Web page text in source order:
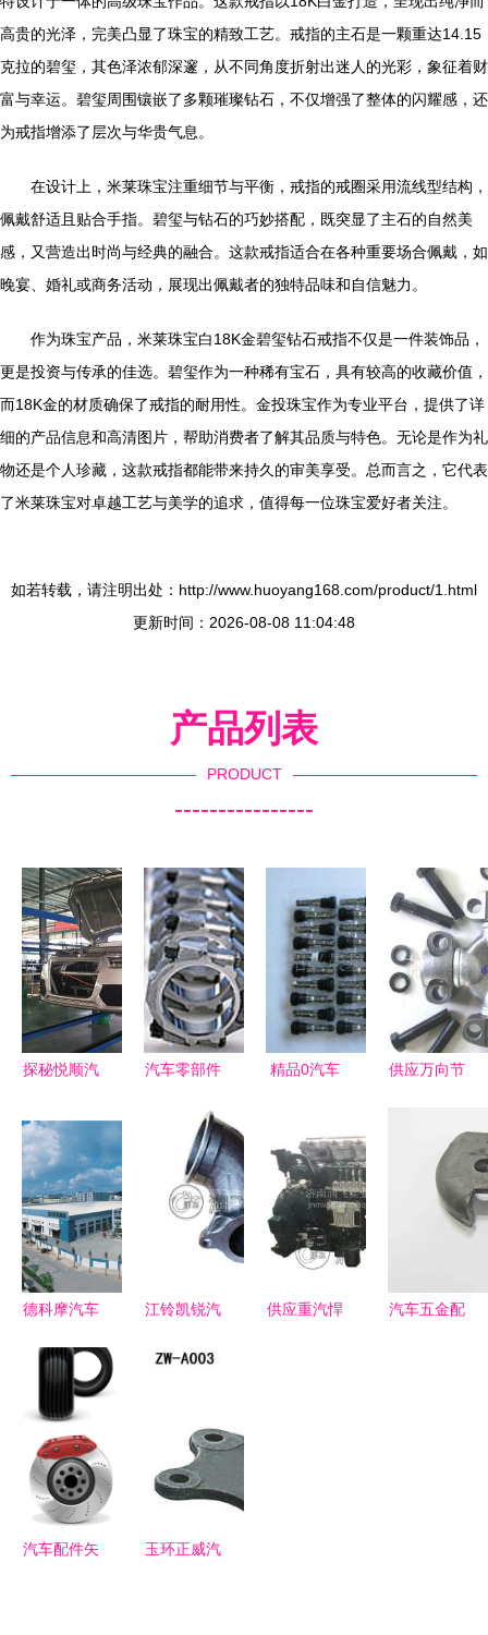
高贵的光泽，完美凸显了珠宝的精致工艺。戒指的主石是一颗重达14.15
克拉的碧玺，其色泽浓郁深邃，从不同角度折射出迷人的光彩，象征着财
富与幸运。碧玺周围镶嵌了多颗璀璨钻石，不仅增强了整体的闪耀感，还
为戒指增添了层次与华贵气息。
在设计上，米莱珠宝注重细节与平衡，戒指的戒圈采用流线型结构，
佩戴舒适且贴合手指。碧玺与钻石的巧妙搭配，既突显了主石的自然美
感，又营造出时尚与经典的融合。这款戒指适合在各种重要场合佩戴，如
晚宴、婚礼或商务活动，展现出佩戴者的独特品味和自信魅力。
作为珠宝产品，米莱珠宝白18K金碧玺钻石戒指不仅是一件装饰品，
更是投资与传承的佳选。碧玺作为一种稀有宝石，具有较高的收藏价值，
而18K金的材质确保了戒指的耐用性。金投珠宝作为专业平台，提供了详
细的产品信息和高清图片，帮助消费者了解其品质与特色。无论是作为礼
物还是个人珍藏，这款戒指都能带来持久的审美享受。总而言之，它代表
了米莱珠宝对卓越工艺与美学的追求，值得每一位珠宝爱好者关注。
如若转载，请注明出处：http://www.huoyang168.com/product/1.html
更新时间：2026-08-08 11:04:48
产品列表
PRODUCT
----------------
探秘悦顺汽
密与智能并
存的零配件
制造之旅
汽车零部件
工专家——
玛帕引领零
配件制造新
精品0汽车
门嘴 守护
行车安全的
关键汽摩配
件
供应万向节
7126,6H2577)
汽车传动系
统的关键连
德科摩汽车
匠心工艺，
铸就汽车三
角窗完美密
封新标杆
江铃凯锐汽
件与Z1型
号的专业指
南
供应重汽悍
汽车五金配
汽车配件矢
玉环正威汽